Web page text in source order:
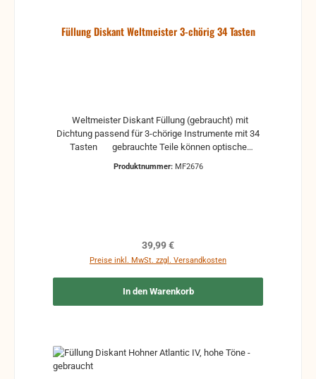
Füllung Diskant Weltmeister 3-chörig 34 Tasten
Dichtung passend für 3-chörige Instrumente mit 34
Tasten gebrauchte Teile können optische
nicht mehr gewährleistet werden und die Produkte
Produktnummer: MF2676
Regulärer Preis:
39,99 €
Preise inkl. MwSt. zzgl. Versandkosten
In den Warenkorb